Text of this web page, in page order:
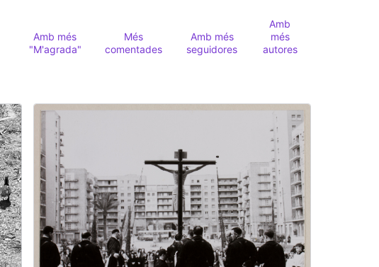
Amb més
"M'agrada"
Més
comentades
Amb més
seguidores
Amb
més
autores